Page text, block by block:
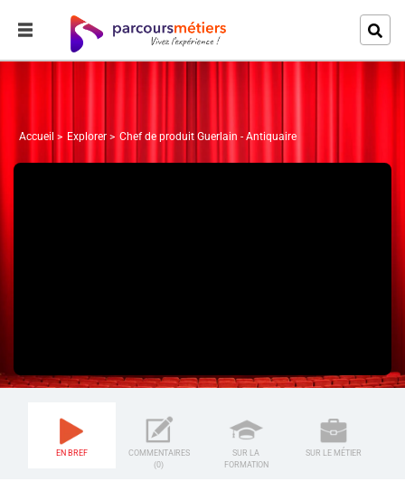
Accueil Explorer Chef de produit Guerlain - Antiquaire
EN BREF
COMMENTAIRES
(0)
SUR LA
FORMATION
SUR LE MÉTIER